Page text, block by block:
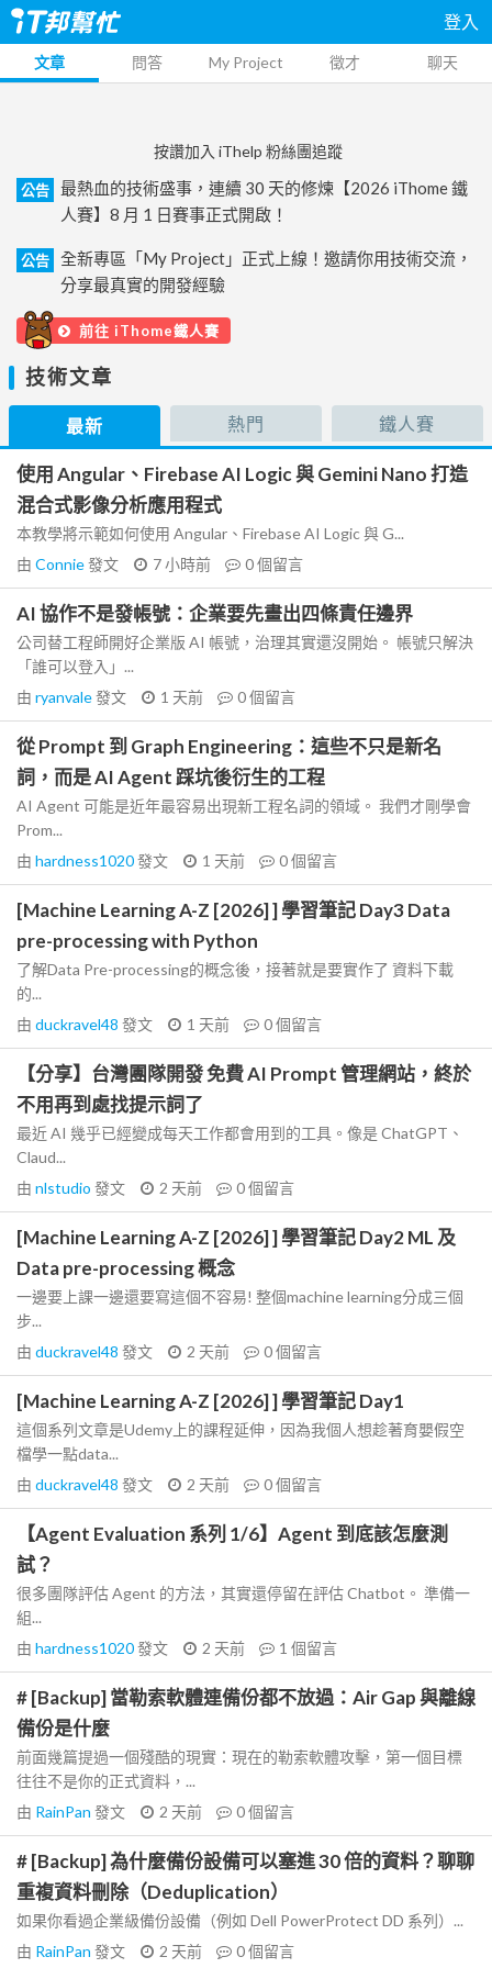
登入
文章 問答 My Project 徵才 聊天
按讚加入 iThelp 粉絲團追蹤
公告
最熱血的技術盛事，連續 30 天的修煉【2026 iThome 鐵
人賽】8 月 1 日賽事正式開啟！
公告
全新專區「My Project」正式上線！邀請你用技術交流，
分享最真實的開發經驗
前往 iThome鐵人賽
技術文章
最新 熱門 鐵人賽
使用 Angular、Firebase AI Logic 與 Gemini Nano 打造
混合式影像分析應用程式
本教學將示範如何使用 Angular、Firebase AI Logic 與 G...
由 Connie發文 7 小時前 0個留言
AI 協作不是發帳號：企業要先畫出四條責任邊界
公司替工程師開好企業版 AI 帳號，治理其實還沒開始。 帳號只解決
「誰可以登入」...
由 ryanvale發文 1 天前 0個留言
從 Prompt 到 Graph Engineering：這些不只是新名
詞，而是 AI Agent 踩坑後衍生的工程
AI Agent 可能是近年最容易出現新工程名詞的領域。 我們才剛學會
Prom...
由 hardness1020發文 1 天前 0個留言
[Machine Learning A-Z [2026] ] 學習筆記 Day3 Data
pre-processing with Python
了解Data Pre-processing的概念後，接著就是要實作了 資料下載
的...
由 duckravel48 發文 1 天前 0個留言
【分享】台灣團隊開發 免費 AI Prompt 管理網站，終於
不用再到處找提示詞了
最近 AI 幾乎已經變成每天工作都會用到的工具。像是 ChatGPT、
Claud...
由 nlstudio 發文 2 天前 0個留言
[Machine Learning A-Z [2026] ] 學習筆記 Day2 ML 及
Data pre-processing 概念
一邊要上課一邊還要寫這個不容易! 整個machine learning分成三個
步...
由 duckravel48 發文 2 天前 0個留言
[Machine Learning A-Z [2026] ] 學習筆記 Day1
這個系列文章是Udemy上的課程延伸，因為我個人想趁著育嬰假空
檔學一點data...
由 duckravel48 發文 2 天前 0個留言
【Agent Evaluation 系列 1/6】Agent 到底該怎麼測
試？
很多團隊評估 Agent 的方法，其實還停留在評估 Chatbot。 準備一
組...
由 hardness1020發文 2 天前 1 個留言
# [Backup] 當勒索軟體連備份都不放過：Air Gap 與離線
備份是什麼
前面幾篇提過一個殘酷的現實：現在的勒索軟體攻擊，第一個目標
往往不是你的正式資料，...
由 RainPan 發文 2 天前 0個留言
# [Backup] 為什麼備份設備可以塞進 30 倍的資料？聊聊
重複資料刪除（Deduplication）
如果你看過企業級備份設備（例如 Dell PowerProtect DD 系列）...
由 RainPan 發文 2 天前 0個留言